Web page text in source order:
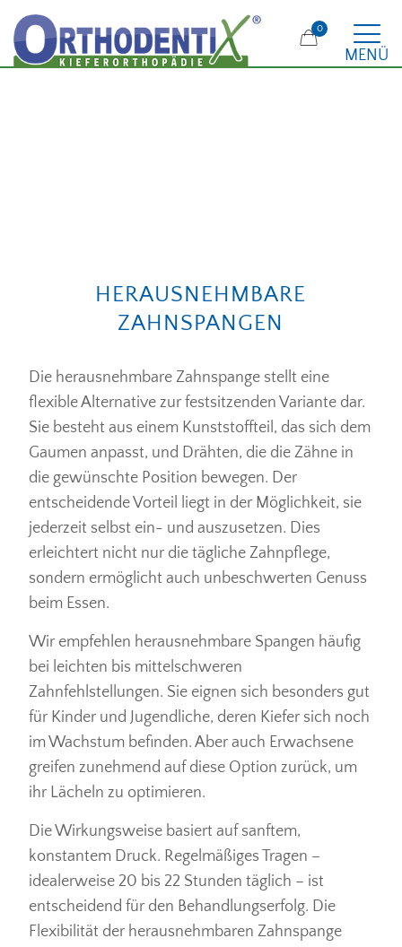
MENÜ
0
HERAUSNEHMBARE
ZAHNSPANGEN
Die herausnehmbare Zahnspange stellt eine
flexible Alternative zur festsitzenden Variante dar.
Sie besteht aus einem Kunststoffteil, das sich dem
Gaumen anpasst, und Drähten, die die Zähne in
die gewünschte Position bewegen. Der
entscheidende Vorteil liegt in der Möglichkeit, sie
jederzeit selbst ein- und auszusetzen. Dies
erleichtert nicht nur die tägliche Zahnpflege,
sondern ermöglicht auch unbeschwerten Genuss
beim Essen.
Wir empfehlen herausnehmbare Spangen häufig
bei leichten bis mittelschweren
Zahnfehlstellungen. Sie eignen sich besonders gut
für Kinder und Jugendliche, deren Kiefer sich noch
im Wachstum befinden. Aber auch Erwachsene
greifen zunehmend auf diese Option zurück, um
ihr Lächeln zu optimieren.
Die Wirkungsweise basiert auf sanftem,
konstantem Druck. Regelmäßiges Tragen –
idealerweise 20 bis 22 Stunden täglich – ist
entscheidend für den Behandlungserfolg. Die
Flexibilität der herausnehmbaren Zahnspange